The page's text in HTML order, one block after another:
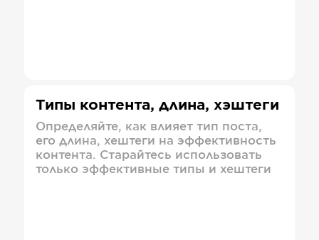
Типы контента, длина, хэштеги
Определяйте, как влияет тип поста,
его длина, хештеги на эффективность
контента. Старайтесь использовать
только эффективные типы и хештеги